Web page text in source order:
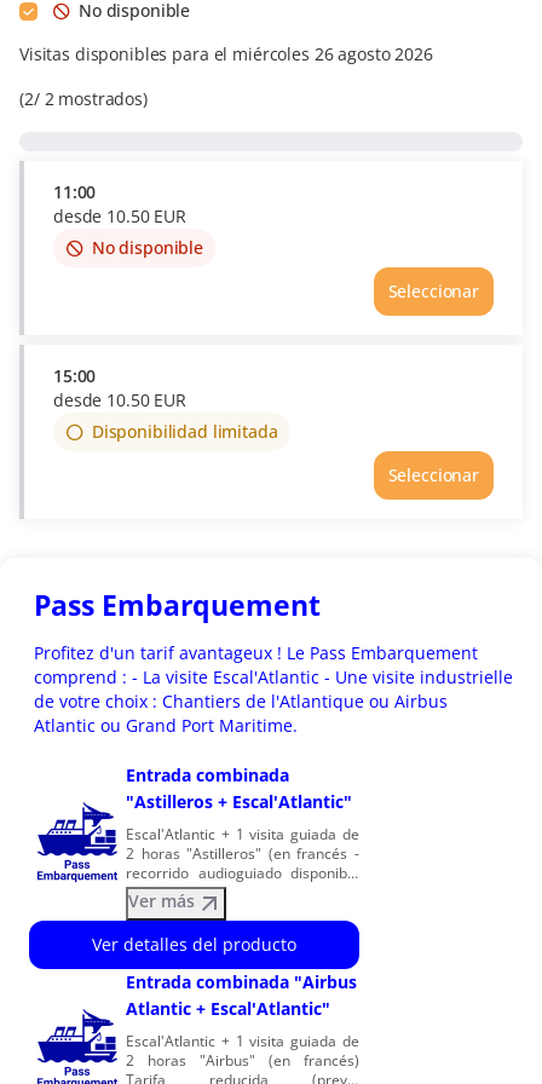
No disponible
Visitas disponibles para el miércoles 26 agosto 2026
2 2 mostrados
11:00
desde 10.50 EUR
No disponible
Seleccionar
15:00
desde 10.50 EUR
Disponibilidad limitada
Seleccionar
Pass Embarquement
Profitez d'un tarif avantageux ! Le Pass Embarquement
comprend : - La visite Escal'Atlantic - Une visite industrielle
de votre choix : Chantiers de l'Atlantique ou Airbus
Atlantic ou Grand Port Maritime.
Entrada combinada
"Astilleros + Escal'Atlantic"
Escal'Atlantic + 1 visita guiada de
2 horas "Astilleros" (en francés -
recorrido audioguiado disponible
en español) Tarifa reducida
(previa presentación de un
justificante): estudiantes,
personas desempleadas,
personas con discapacidad y sus
acompañantes. Los astilleros: -
Deberá facilitar los apellidos, el
nacimiento y la nacionalidad de
cada participante. - Visita
Ver más
Ver detalles del producto
Entrada combinada "Airbus
Atlantic + Escal'Atlantic"
Escal'Atlantic + 1 visita guiada de
2 horas "Airbus" (en francés)